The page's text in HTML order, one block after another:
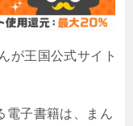
が王国公式サイト
電子書籍は、まん